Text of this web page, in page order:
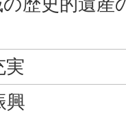
実
興